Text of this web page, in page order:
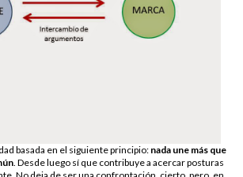
basada en el siguiente principio: nada une más que
. Desde luego sí que contribuye a acercar posturas